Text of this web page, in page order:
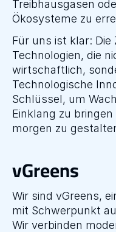
Treibhausgasen
Ökosysteme zu
Für uns ist klar:
Technologien, die
wirtschaftlich,
Technologische
Schlüssel, um
Einklang zu
morgen zu
vGreens
Wir sind vGreens,
mit Schwerpunkt
Wir verbinden